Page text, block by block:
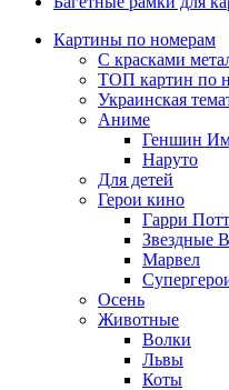
Картины по номерам
С красками
ТОП картин по
Украинская
Аниме
Геншин
Наруто
Для детей
Герои кино
Гарри
Звездные
Марвел
Осень
Животные
Волки
Львы
Коты